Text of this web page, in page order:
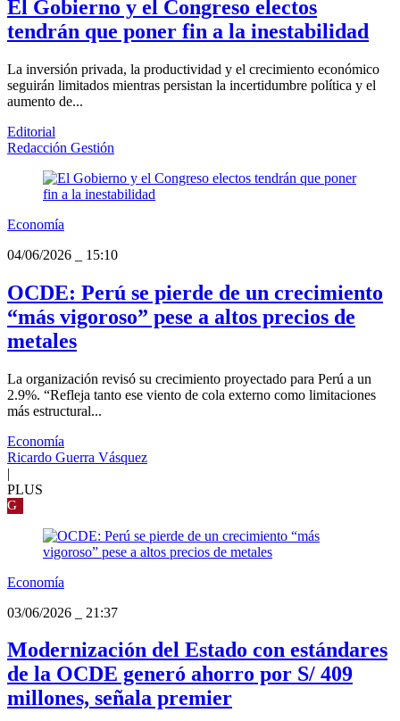
El Gobierno y el Congreso electos
tendrán que poner fin a la inestabilidad
La inversión privada, la productividad y el crecimiento económico
seguirán limitados mientras persistan la incertidumbre política y el
aumento de...
Editorial
Redacción Gestión
Economía
04/06/2026
15:10
OCDE: Perú se pierde de un crecimiento
“más vigoroso” pese a altos precios de
metales
La organización revisó su crecimiento proyectado para Perú a un
2.9%. “Refleja tanto ese viento de cola externo como limitaciones
más estructural...
Economía
Ricardo Guerra Vásquez
|
PLUS
G
Economía
03/06/2026
21:37
Modernización del Estado con estándares
de la OCDE generó ahorro por S/ 409
millones, señala premier